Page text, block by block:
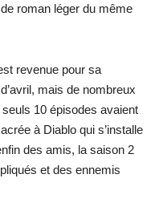
roman léger du même
revenue pour sa
mais de nombreux
10 épisodes avaient
à Diablo qui s’installe
des amis, la saison 2
et des ennemis